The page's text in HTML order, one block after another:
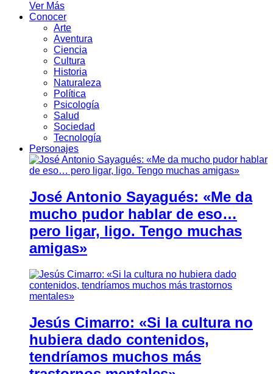
Ver Más
Conocer
Arte
Aventura
Ciencia
Cultura
Historia
Naturaleza
Política
Psicología
Salud
Sociedad
Tecnología
Personajes
José Antonio Sayagués: «Me da
mucho pudor hablar de eso…
pero ligar, ligo. Tengo muchas
amigas»
Jesús Cimarro: «Si la cultura no
hubiera dado contenidos,
tendríamos muchos más